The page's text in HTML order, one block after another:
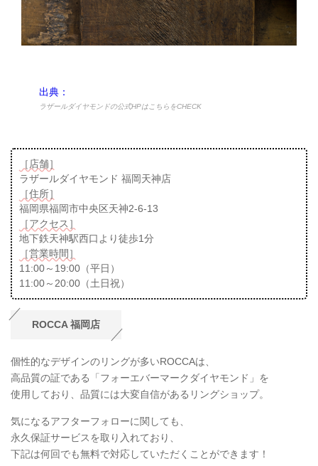
出典：
ラザールダイヤモンドの公式HPはこちらをCHECK
［店舗］
ラザールダイヤモンド 福岡天神店
［住所］
福岡県福岡市中央区天神2-6-13
［アクセス］
地下鉄天神駅西口より徒歩1分
［営業時間］
11:00～19:00（平日）
11:00～20:00（土日祝）
ROCCA 福岡店
個性的なデザインのリングが多いROCCAは、
高品質の証である「フォーエバーマークダイヤモンド」を
使用しており、品質には大変自信があるリングショップ。
気になるアフターフォローに関しても、
永久保証サービスを取り入れており、
下記は何回でも無料で対応していただくことができます！